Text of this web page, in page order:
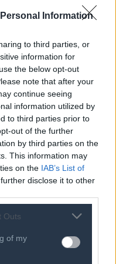
Information
to third parties, or
information for
the below opt-out
note that after your
continue seeing
information utilized by
to third parties prior to
out of the further
by third parties on the
This information may
on the IAB’s List of
disclose it to other
Outs
of my
Συμβούλιο/
Όργανα
Προσωπικό &
- Μέλη
Νέου Μέλους
Μελών
& Συνεντεύξεις